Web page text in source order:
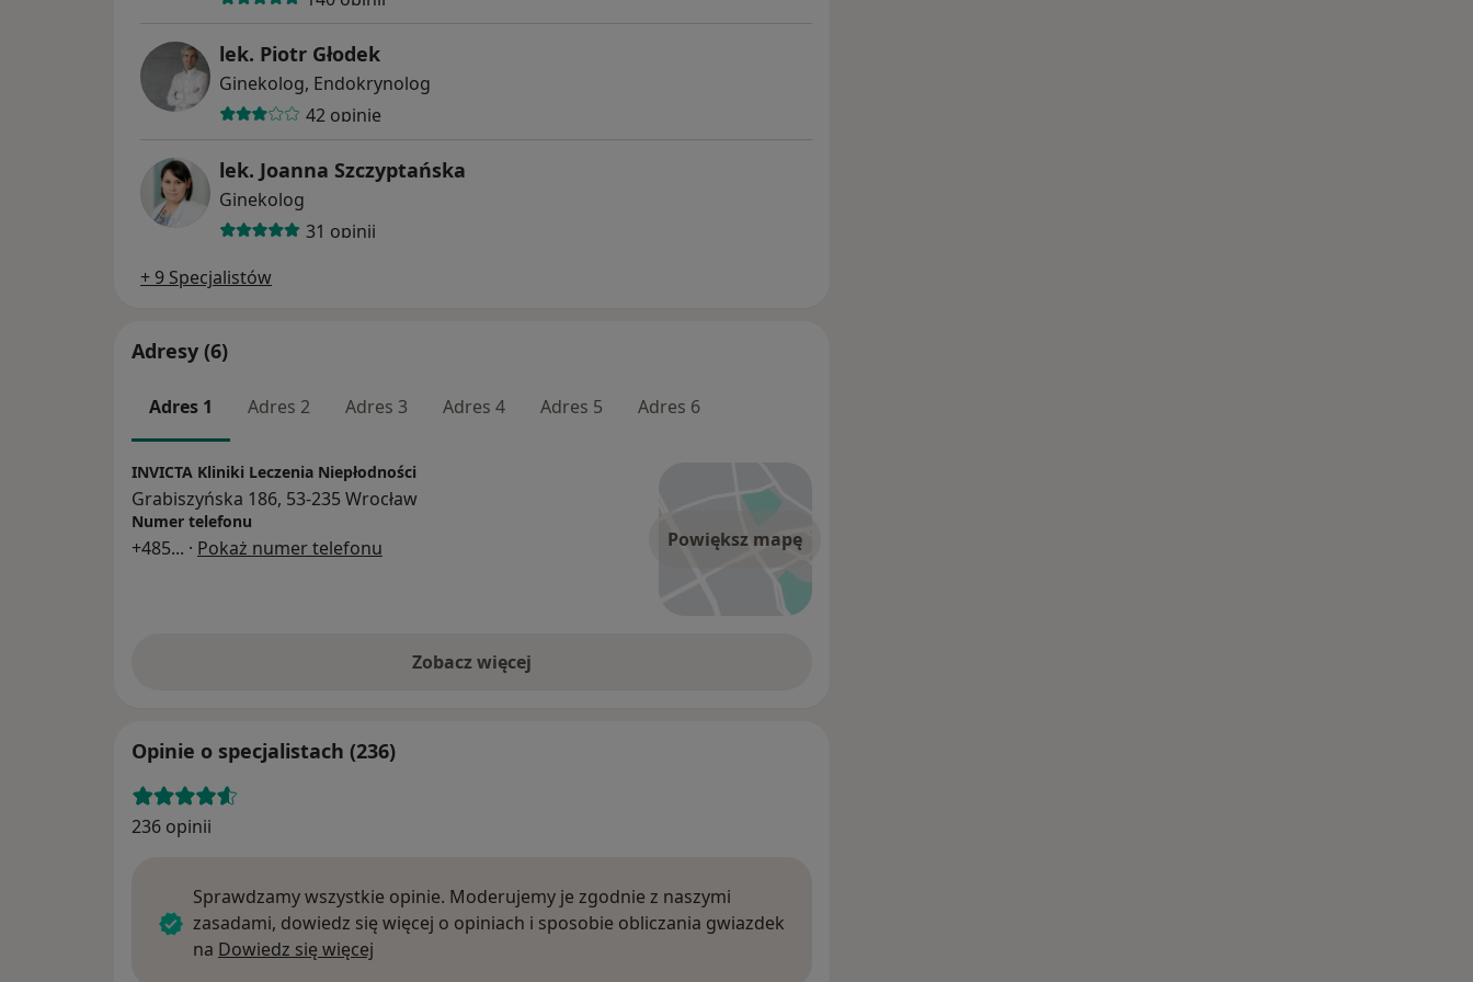
lek. Piotr Głodek
Ginekolog, Endokrynolog
42 opinie
lek. Joanna Szczyptańska
Ginekolog
31 opinii
+ 9 Specjalistów
Adresy (6)
Adres 1 Adres 2 Adres 3 Adres 4 Adres 5 Adres 6
Powiększ mapę
INVICTA Kliniki Leczenia Niepłodności
Grabiszyńska 186, 53-235 Wrocław
Numer telefonu
+485... · Pokaż numer telefonu
Zobacz więcej
Opinie o specjalistach (236)
236 opinii
Sprawdzamy wszystkie opinie. Moderujemy je zgodnie z naszymi
zasadami, dowiedz się więcej o opiniach i sposobie obliczania gwiazdek
na Dowiedz się więcej